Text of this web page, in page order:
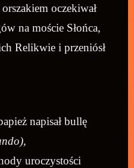
oczekiwał
na moście Słońca,
Relikwie i przeniósł
napisał bullę
uroczystości